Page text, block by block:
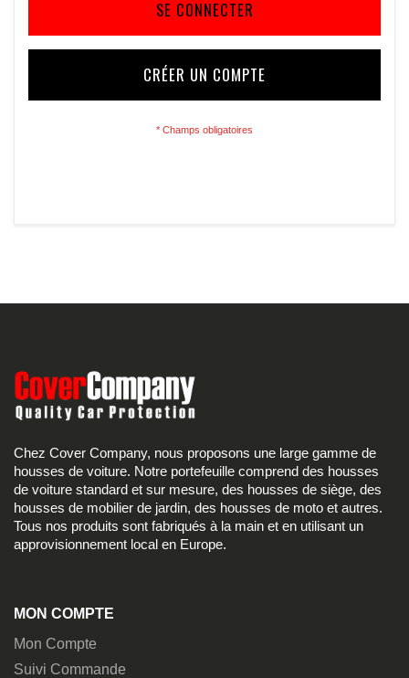
SE CONNECTER
CRÉER UN COMPTE
Chez Cover Company, nous proposons une large gamme de
housses de voiture. Notre portefeuille comprend des housses
de voiture standard et sur mesure, des housses de siège, des
housses de mobilier de jardin, des housses de moto et autres.
Tous nos produits sont fabriqués à la main et en utilisant un
approvisionnement local en Europe.
MON COMPTE
Mon Compte
Suivi Commande